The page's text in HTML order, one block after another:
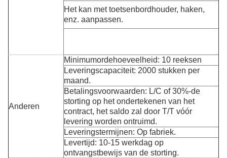
Het kan mettoetsenbord houder, haken,
enz. aanpassen.
Anderen
Minimumordehoeveelheid: 10 reeksen
Leveringscapaciteit: 2000 stukken per
maand.
Betalingsvoorwaarden: L/C of 30%-de
storting op het ondertekenen van het
contract, het saldo zal door T/T vóór
levering worden ontruimd.
Leveringstermijnen: Op fabriek.
Levertijd: 10-15 werkdag op
ontvangstbewijs van de storting.